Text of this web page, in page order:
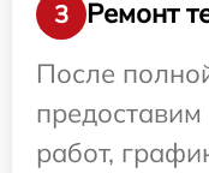
3
Ремонт
После
работ,